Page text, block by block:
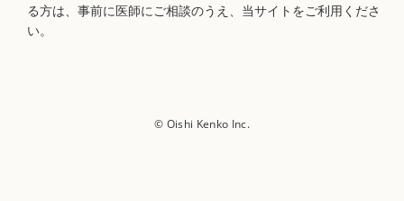
る方は、事前に医師にご相談のうえ、当サイトをご利用くださ
い。
© Oishi Kenko Inc.